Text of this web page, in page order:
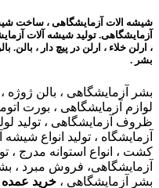
شیشه الات آزمایشگاهی ، ساخت
آزمایشگاهی. تولید شیشه آلات
، ارلن خلاء ، ارلن در پیچ دار ،
بشر .
بشر آزمایشگاهی ، بالن
لوازم آزمایشگاهی ، بورت
ظروف آزمایشگاهی ، تولید
آزمایشگاه ، تولید انواع
کشت ، انواع استوانه مدرج ،
آزمایشگاهی، فروش مبرد
بشر آزمایشگاهی ، خرید عمده